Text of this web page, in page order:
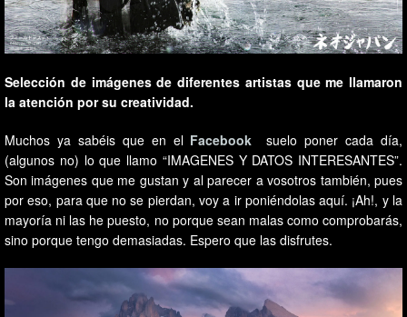
Selección de imágenes de diferentes artistas que me llamaron
la atención por su creatividad.
Muchos ya sabéis que en el Facebook suelo poner cada día,
(algunos no) lo que llamo “IMAGENES Y DATOS INTERESANTES”.
Son imágenes que me gustan y al parecer a vosotros también, pues
por eso, para que no se pierdan, voy a ir poniéndolas aquí. ¡Ah!, y la
mayoría ni las he puesto, no porque sean malas como comprobarás,
sino porque tengo demasiadas. Espero que las disfrutes.